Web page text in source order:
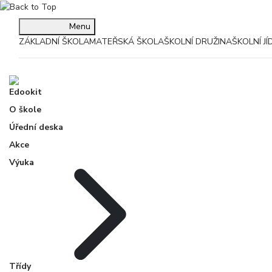
Menu
ZÁKLADNÍ ŠKOLAMATEŘSKÁ ŠKOLAŠKOLNÍ DRUŽINAŠKOLNÍ
Edookit
O škole
Úřední deska
Akce
Výuka
Třídy